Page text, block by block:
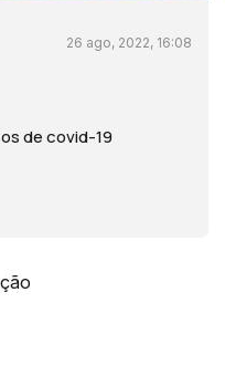
26 ago, 2022, 16:08
de covid-19